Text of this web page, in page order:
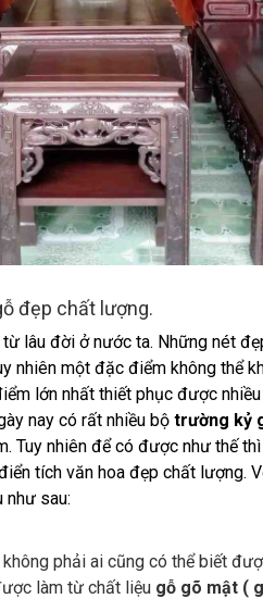
đẹp chất lượng.
lâu đời ở nước ta. Những nét
nhiên một đặc điểm không thể
lớn nhất thiết phục được
nay có rất nhiều bộ trường kỷ
Tuy nhiên để có được như thế
tích văn hoa đẹp chất lượng.
như sau:
phải ai cũng có thể biết
làm từ chất liệu gỗ gõ mật (